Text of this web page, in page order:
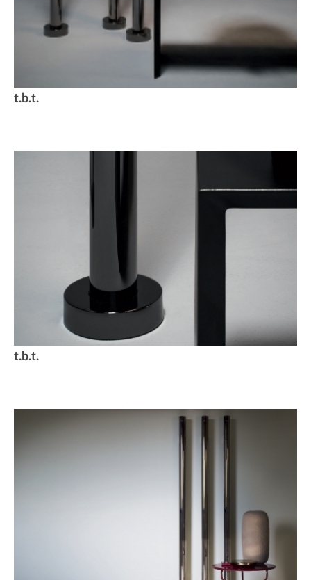
t.b.t.
t.b.t.